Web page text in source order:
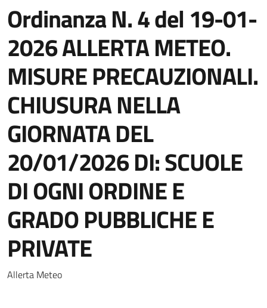
Ordinanza N. 4 del 19-01-
2026 ALLERTA METEO.
MISURE PRECAUZIONALI.
CHIUSURA NELLA
GIORNATA DEL
20/01/2026 DI: SCUOLE
DI OGNI ORDINE E
GRADO PUBBLICHE E
PRIVATE
Dettagli della notizia
Allerta Meteo